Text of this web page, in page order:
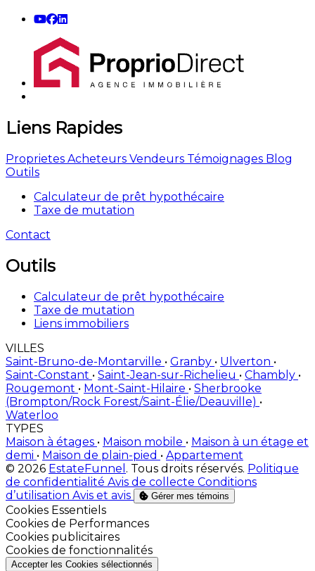
Liens Rapides
Proprietes Acheteurs Vendeurs Témoignages Blog
Outils
Calculateur de prêt hypothécaire
Taxe de mutation
Contact
Outils
Calculateur de prêt hypothécaire
Taxe de mutation
Liens immobiliers
VILLES
Saint-Bruno-de-Montarville • Granby • Ulverton •
Saint-Constant • Saint-Jean-sur-Richelieu • Chambly •
Rougemont • Mont-Saint-Hilaire • Sherbrooke
(Brompton/Rock Forest/Saint-Élie/Deauville) •
Waterloo
TYPES
Maison à étages • Maison mobile • Maison à un étage et
demi • Maison de plain-pied • Appartement
© 2026 EstateFunnel . Tous droits réservés. Politique
de confidentialité Avis de collecte Conditions
d’utilisation Avis et avis Gérer mes témoins
Activer
Cookies Essentiels
Activer
Cookies de Performances
Activer
Cookies publicitaires
Activer
Cookies de fonctionnalités
Accepter les Cookies sélectionnés